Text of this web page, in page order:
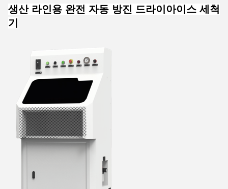
생산 라인용 완전 자동 방진 드라이아이스 세척
기